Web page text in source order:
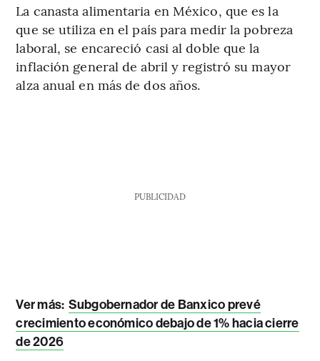
La canasta alimentaria en México, que es la
que se utiliza en el país para medir la pobreza
laboral, se encareció casi al doble que la
inflación general de abril y registró su mayor
alza anual en más de dos años.
PUBLICIDAD
Ver más: Subgobernador de Banxico prevé
crecimiento económico debajo de 1% hacia cierre
de 2026